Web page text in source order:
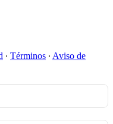
∙ Términos ∙ Aviso de